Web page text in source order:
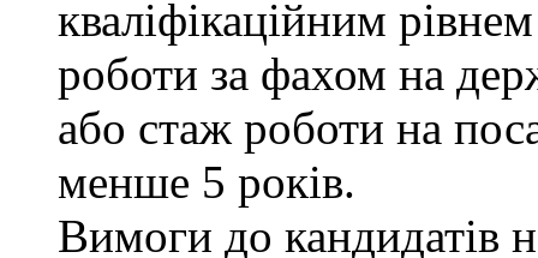
кваліфікаційним
роботи за фахом на
або стаж роботи на
менше 5 років.
Вимоги до кандидатів